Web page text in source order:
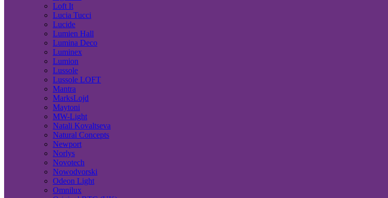
Loft It
Lucia Tucci
Lucide
Lumien Hall
Lumina Deco
Luminex
Lumion
Lussole
Lussole LOFT
Mantra
MarksLojd
Maytoni
MW-Light
Natali Kovaltseva
Natural Concepts
Newport
Norlys
Novotech
Nowodvorski
Odeon Light
Omnilux